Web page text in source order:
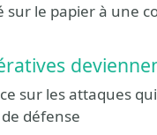
sur le papier à une
sur les attaques
défense